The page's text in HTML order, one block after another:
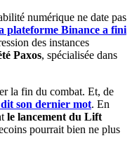
numérique ne date pas
plateforme Binance a fini
des instances
Paxos, spécialisée dans
la fin du combat. Et, de
dit son dernier mot. En
le lancement du Lift
pourrait bien ne plus